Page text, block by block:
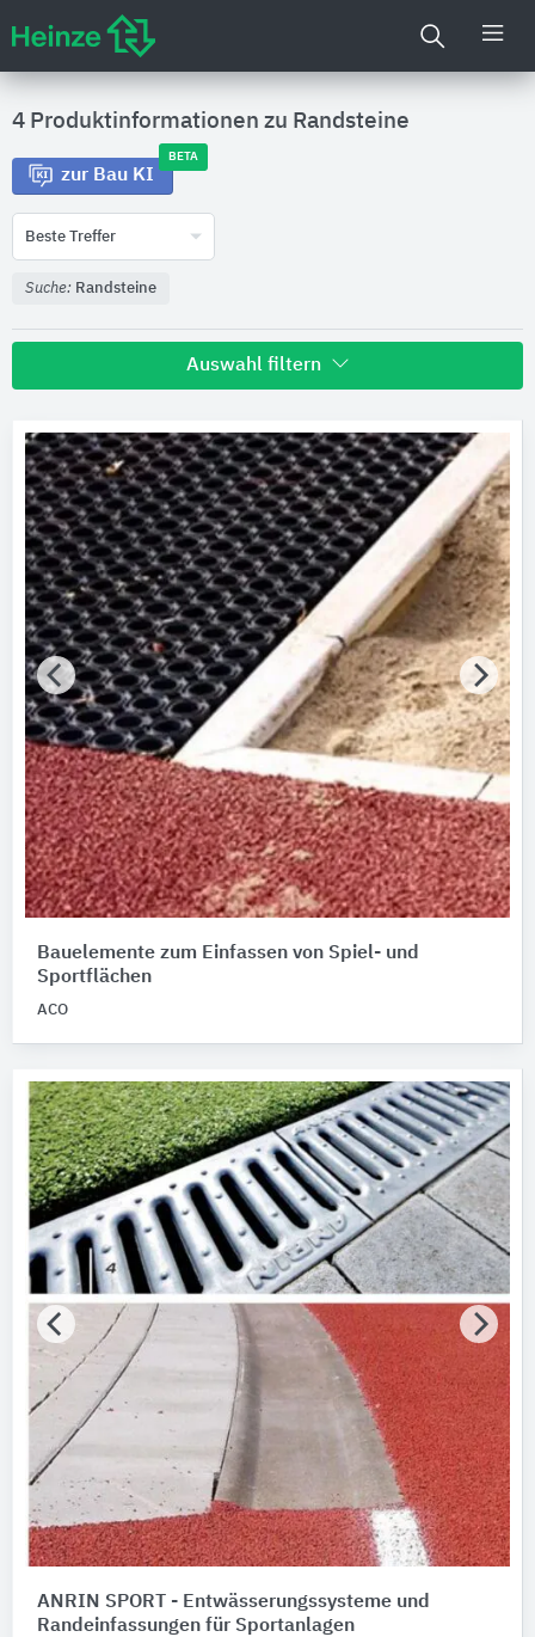
4 Produktinformationen zu Randsteine
zur Bau KI
BETA
Beste Treffer
Suche: Randsteine
Auswahl filtern
REGUPOL Germany 2
ACO 1
ANRIN 1
Nachhaltigkeit
Nachhaltigkeitsinfo vorhanden
Umweltdeklarationen (EPDs)
Merkmale / Eigenschaften
Bitte auswählen
Produktkategorie
Kantensteine 3
Sicherheitsrandsteine 2
Bauelemente zum Einfassen von Spiel- und
Sportflächen
ACO
ANRIN SPORT - Entwässerungssysteme und
Randeinfassungen für Sportanlagen